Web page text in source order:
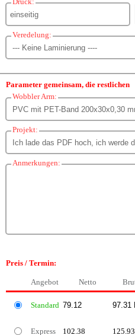
Veredelung:
Parameter gemeinsam, die restlichen
Wobbler Arm:
Projekt:
Anmerkungen:
Preis / Termin:
Angebot Netto
Standard
Express 102.38